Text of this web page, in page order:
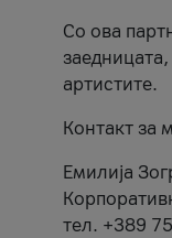
Со ова
артистите.
Контакт за
Емилија
тел. +389